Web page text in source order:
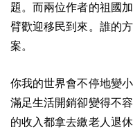
題。而兩位作者的祖國
臂歡迎移民到來。誰的
案。
你我的世界會不停地變
滿足生活開銷卻變得不
的收入都拿去繳老人退